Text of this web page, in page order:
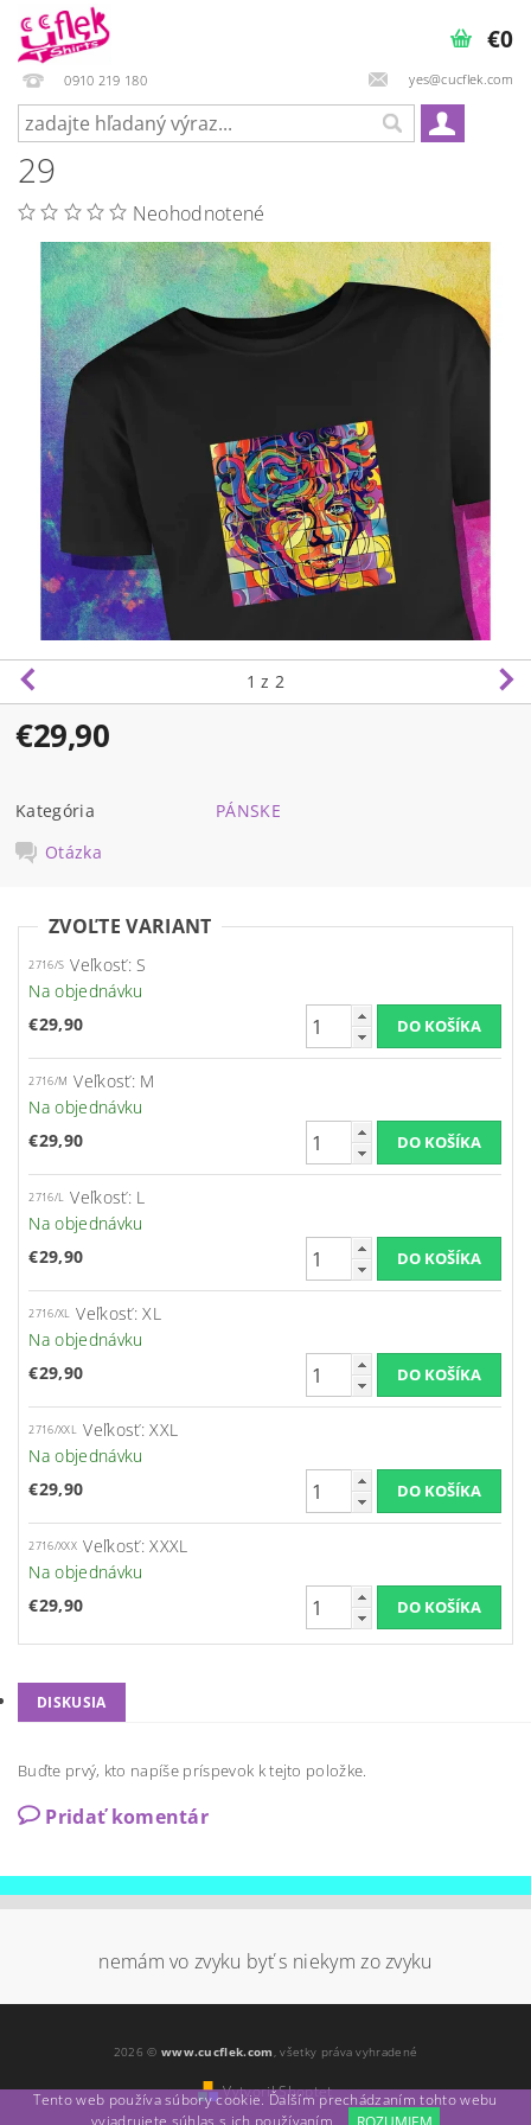
0910 219 180 yes@cucflek.com
€0
29
Neohodnotené
1 z 2
€29,90
Kategória
PÁNSKE
Otázka
ZVOĽTE VARIANT
2716/S Veľkosť: S
Na objednávku
€29,90
2716/M Veľkosť: M
Na objednávku
€29,90
2716/L Veľkosť: L
Na objednávku
€29,90
2716/XL Veľkosť: XL
Na objednávku
€29,90
2716/XXL Veľkosť: XXL
Na objednávku
€29,90
2716/XXX Veľkosť: XXXL
Na objednávku
€29,90
DISKUSIA
Buďte prvý, kto napíše príspevok k tejto položke.
Pridať komentár
nemám vo zvyku byť s niekym zo zvyku
2026 © www.cucflek.com, všetky práva vyhradené
Vytvoril Shoptet
Tento web používa súbory cookie. Ďalším prechádzaním tohto webu